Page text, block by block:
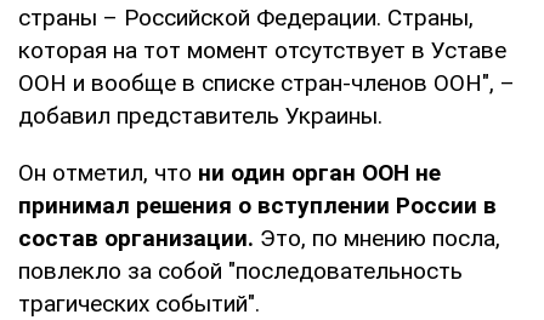
страны – Российской Федерации. Страны,
которая на тот момент отсутствует в Уставе
ООН и вообще в списке стран-членов ООН", –
добавил представитель Украины.
Он отметил, что ни один орган ООН не
принимал решения о вступлении России в
состав организации. Это, по мнению посла,
повлекло за собой "последовательность
трагических событий".